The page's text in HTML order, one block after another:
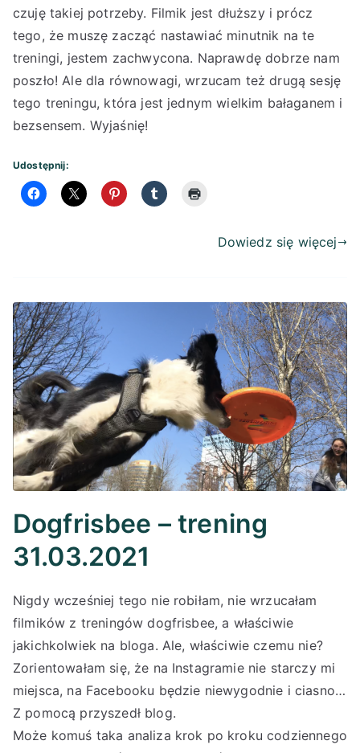
czuję takiej potrzeby. Filmik jest dłuższy i prócz
tego, że muszę zacząć nastawiać minutnik na te
treningi, jestem zachwycona. Naprawdę dobrze nam
poszło! Ale dla równowagi, wrzucam też drugą sesję
tego treningu, która jest jednym wielkim bałaganem i
bezsensem. Wyjaśnię!
Udostępnij:
Dowiedz się więcej
Dogfrisbee – trening
31.03.2021
Nigdy wcześniej tego nie robiłam, nie wrzucałam
filmików z treningów dogfrisbee, a właściwie
jakichkolwiek na bloga. Ale, właściwie czemu nie?
Zorientowałam się, że na Instagramie nie starczy mi
miejsca, na Facebooku będzie niewygodnie i ciasno…
Z pomocą przyszedł blog.
Może komuś taka analiza krok po kroku codziennego